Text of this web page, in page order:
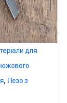
для
, Лезо з